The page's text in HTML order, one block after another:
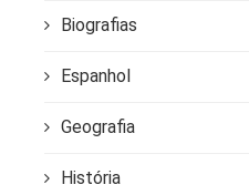
Biografias
Espanhol
Geografia
História